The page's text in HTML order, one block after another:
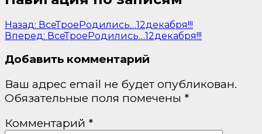
Назад: ВсеТроеРодились…12декабря!!!
Вперед: ВсеТроеРодились…12декабря!!!
Добавить комментарий
Ваш адрес email не будет опубликован.
Обязательные поля помечены *
Комментарий *